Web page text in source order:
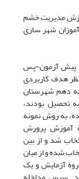
مدیریت خشم
شهر ساری
پیش آزمون-پس
هدف کاربردی
دهم شهرستان
1402-1401 مشغول به تحصیل بودند،
به روش نمونه
آموزش پرورش
شد و از بین
شده و از میان
به عنوان گروه آزمایش و یک